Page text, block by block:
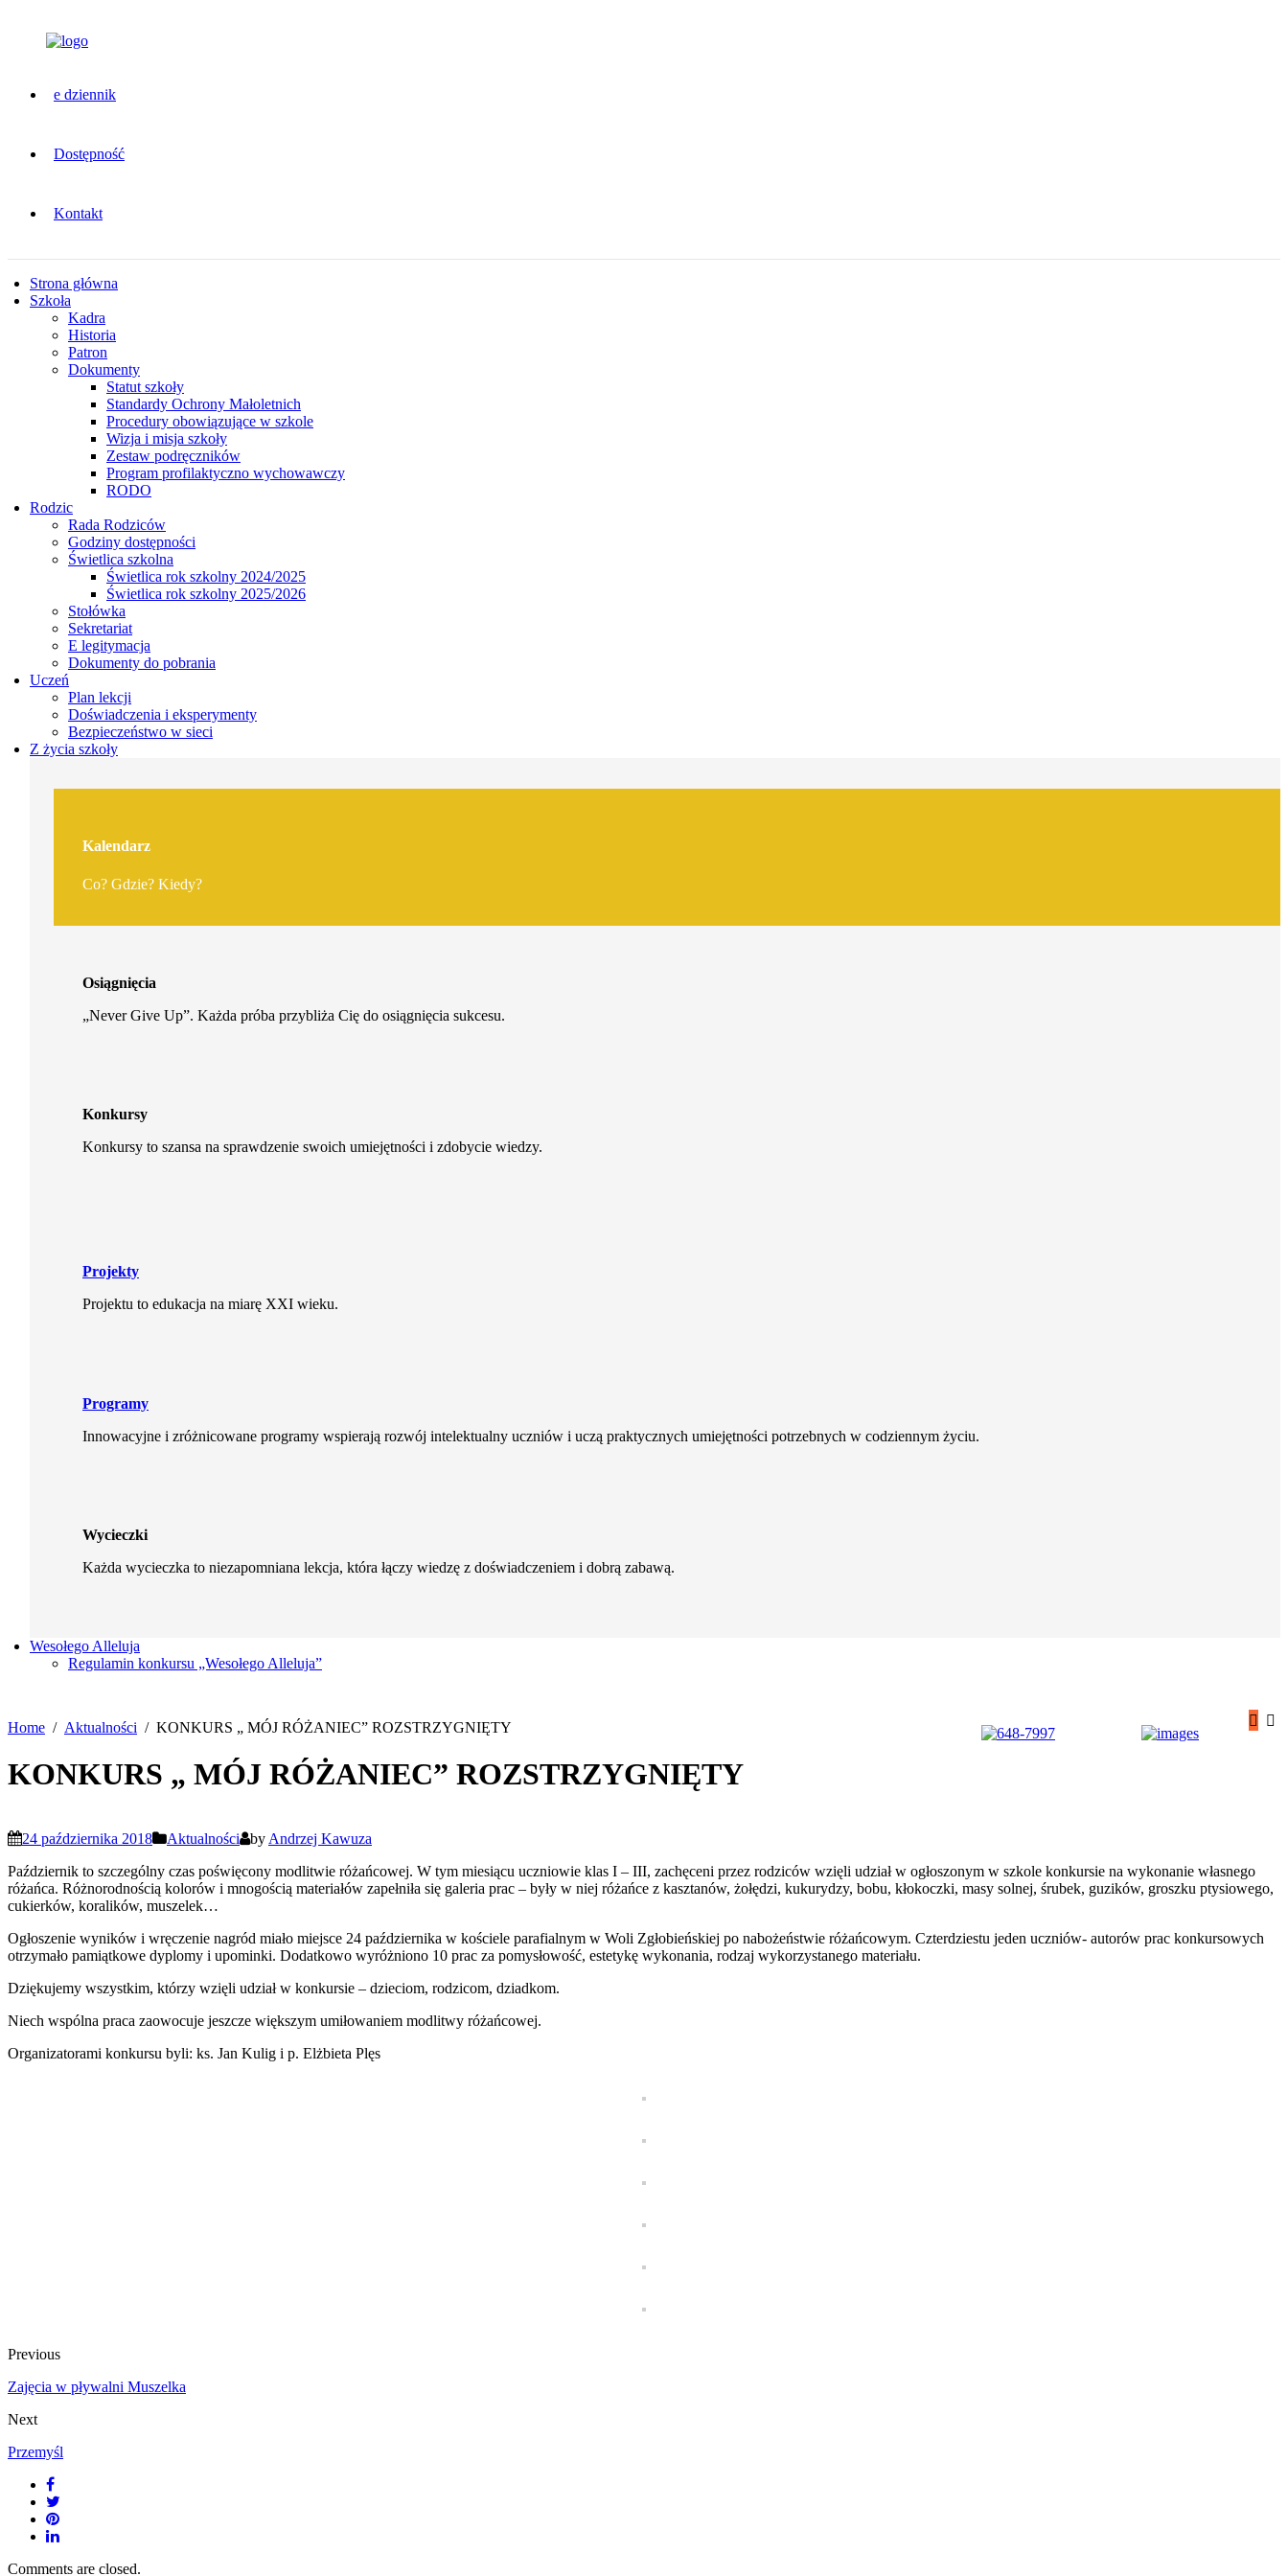
e dziennik
Dostępność
Kontakt
Strona główna
Szkoła
Kadra
Historia
Patron
Dokumenty
Statut szkoły
Standardy Ochrony Małoletnich
Procedury obowiązujące w szkole
Wizja i misja szkoły
Zestaw podręczników
Program profilaktyczno wychowawczy
RODO
Rodzic
Rada Rodziców
Godziny dostępności
Świetlica szkolna
Świetlica rok szkolny 2024/2025
Świetlica rok szkolny 2025/2026
Stołówka
Sekretariat
E legitymacja
Dokumenty do pobrania
Uczeń
Plan lekcji
Doświadczenia i eksperymenty
Bezpieczeństwo w sieci
Z życia szkoły
Kalendarz
Co? Gdzie? Kiedy?
Osiągnięcia
„Never Give Up”. Każda próba przybliża Cię do osiągnięcia sukcesu.
Konkursy
Konkursy to szansa na sprawdzenie swoich umiejętności i zdobycie wiedzy.
Projekty
Projektu to edukacja na miarę XXI wieku.
Programy
Innowacyjne i zróżnicowane programy wspierają rozwój intelektualny uczniów i uczą praktycznych umiejętności potrzebnych w codziennym życiu.
Wycieczki
Każda wycieczka to niezapomniana lekcja, która łączy wiedzę z doświadczeniem i dobrą zabawą.
Wesołego Alleluja
Regulamin konkursu „Wesołego Alleluja”
Home Aktualności KONKURS „ MÓJ RÓŻANIEC” ROZSTRZYGNIĘTY
KONKURS „ MÓJ RÓŻANIEC” ROZSTRZYGNIĘTY
24 października 2018 Aktualności by Andrzej Kawuza
Październik to szczególny czas poświęcony modlitwie różańcowej. W tym miesiącu uczniowie klas I – III, zachęceni przez rodziców wzięli udział w ogłoszonym w szkole konkursie na wykonanie własnego
różańca. Różnorodnością kolorów i mnogością materiałów zapełniła się galeria prac – były w niej różańce z kasztanów, żołędzi, kukurydzy, bobu, kłokoczki, masy solnej, śrubek, guzików, groszku ptysiowego,
cukierków, koralików, muszelek…
Ogłoszenie wyników i wręczenie nagród miało miejsce 24 października w kościele parafialnym w Woli Zgłobieńskiej po nabożeństwie różańcowym. Czterdziestu jeden uczniów- autorów prac konkursowych
otrzymało pamiątkowe dyplomy i upominki. Dodatkowo wyróżniono 10 prac za pomysłowość, estetykę wykonania, rodzaj wykorzystanego materiału.
Dziękujemy wszystkim, którzy wzięli udział w konkursie – dzieciom, rodzicom, dziadkom.
Niech wspólna praca zaowocuje jeszcze większym umiłowaniem modlitwy różańcowej.
Organizatorami konkursu byli: ks. Jan Kulig i p. Elżbieta Plęs
Previous
Zajęcia w pływalni Muszelka
Next
Przemyśl
Comments are closed.